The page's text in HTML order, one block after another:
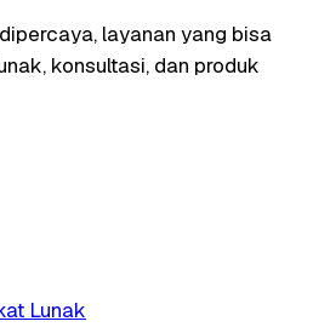
layanan yang bisa
konsultasi, dan produk
Lunak